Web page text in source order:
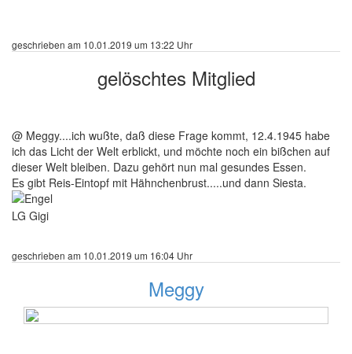
geschrieben am 10.01.2019 um 13:22 Uhr
gelöschtes Mitglied
@ Meggy....ich wußte, daß diese Frage kommt, 12.4.1945 habe
ich das Licht der Welt erblickt, und möchte noch ein bißchen auf
dieser Welt bleiben. Dazu gehört nun mal gesundes Essen.
Es gibt Reis-Eintopf mit Hähnchenbrust.....und dann Siesta.
LG Gigi
geschrieben am 10.01.2019 um 16:04 Uhr
Meggy